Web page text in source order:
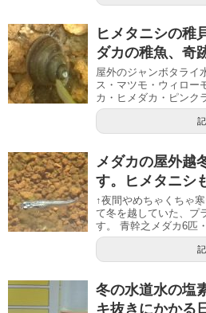
ヒメタニシの稚
ダカの稚魚、奇
屋外のジャンボタライ
ス・マツモ・ウィロー
カ・ヒメダカ・ピンク
メダカの屋外越
す。ヒメタニシ
↑夜間やめちゃくちゃ
て冬を越していた、プ
す。 青幹之メダカ6匹
冬の水道水の塩
キ抜きにかかる